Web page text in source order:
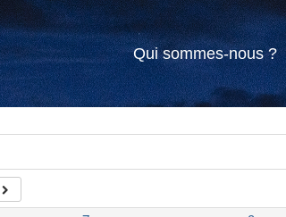
Qui sommes-nous ?